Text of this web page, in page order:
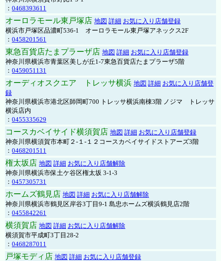
： 0468393611
オーロラモール東戸塚店 地図 詳細 お気に入り店舗登録
横浜市戸塚区品濃町536-1 オーロラモール東戸塚アネックス2F
： 0458201561
東急百貨店たまプラーザ店 地図 詳細 お気に入り店舗登録
神奈川県横浜市青葉区美しが丘1-7東急百貨店たまプラーザ5階
： 0459051131
オーディオスクエア トレッサ横浜 地図 詳細 お気に入り店舗登
録
神奈川県横浜市港北区師岡町700 トレッサ横浜南棟3階 ノジマ トレッサ
横浜店内
： 0455335629
コースカベイサイド横須賀店 地図 詳細 お気に入り店舗登録
神奈川県横須賀市本町２-１-１２コースカベイサイドストアーズ3階
： 0468201511
権太坂店 地図 詳細 お気に入り店舗解除
神奈川県横浜市保土ケ谷区権太坂 3-1-3
： 0457305731
ホームズ鶴見店 地図 詳細 お気に入り店舗解除
神奈川県横浜市鶴見区岸谷3丁目9-1 島忠ホームズ横浜鶴見店2階
： 0455842261
横須賀店 地図 詳細 お気に入り店舗解除
横須賀市平成町3丁目28-2
： 0468287011
戸塚モディ店 地図 詳細 お気に入り店舗登録